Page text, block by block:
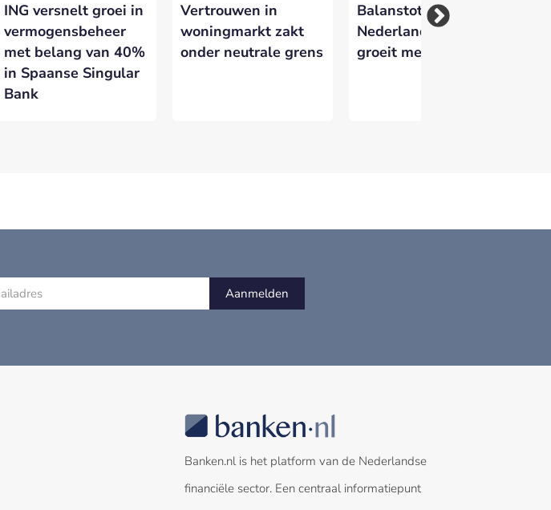
ING versnelt groei in
vermogensbeheer
met belang van 40%
in Spaanse Singular
Bank
Vertrouwen in
woningmarkt zakt
onder neutrale grens
Balanstotaal
Nederlandse banken
groeit met 6%
Aanmelden
Banken.nl is het platform van de Nederlandse
financiële sector. Een centraal informatiepunt